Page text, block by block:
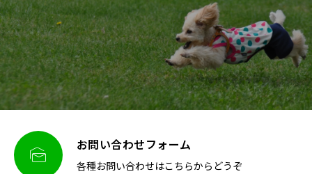
 お問い合わせフォーム
各種お問い合わせはこちらからどうぞ